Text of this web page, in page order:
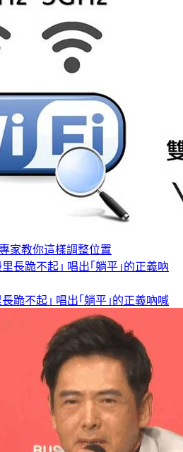
家教你這樣調整位置
跪不起｣ 唱出｢躺平｣的正義吶喊